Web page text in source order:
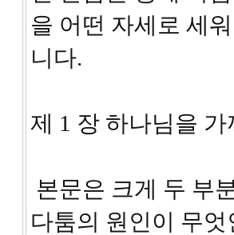
을 어떤 자세로 세
니다.
제 1 장 하나님을
본문은 크게 두 부
다툼의 원인이 무